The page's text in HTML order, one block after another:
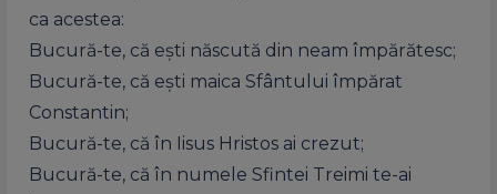
ca acestea:
Bucură-te, că ești născută din neam împărătesc;
Bucură-te, că ești maica Sfântului împărat
Constantin;
Bucură-te, că în Iisus Hristos ai crezut;
Bucură-te, că în numele Sfintei Treimi te-ai